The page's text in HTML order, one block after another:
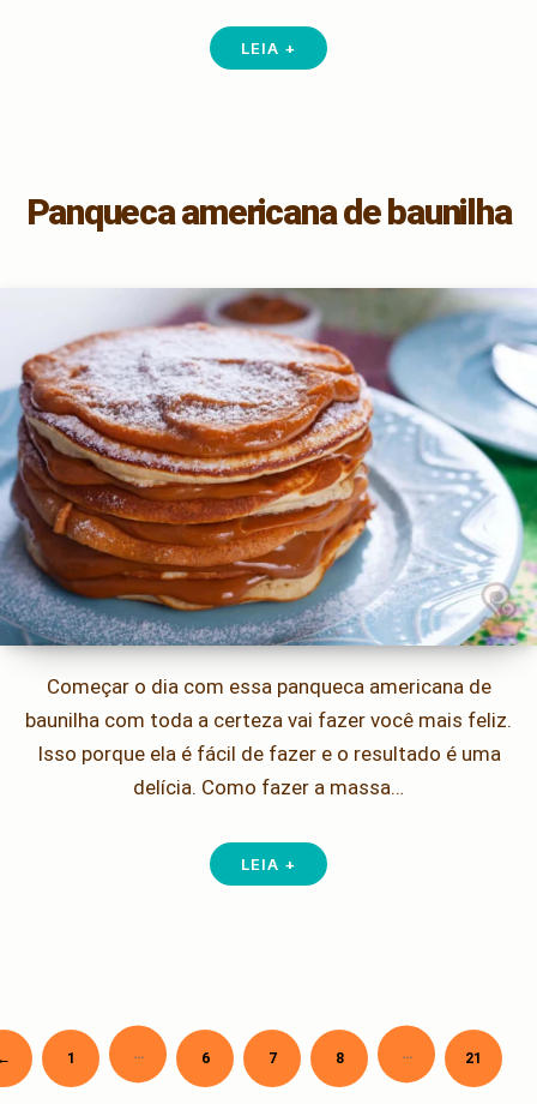
LEIA +
Panqueca americana de baunilha
Começar o dia com essa panqueca americana de
baunilha com toda a certeza vai fazer você mais feliz.
Isso porque ela é fácil de fazer e o resultado é uma
delícia. Como fazer a massa…
LEIA +
Paginação
Newer 1 … 6 7 8 … 21